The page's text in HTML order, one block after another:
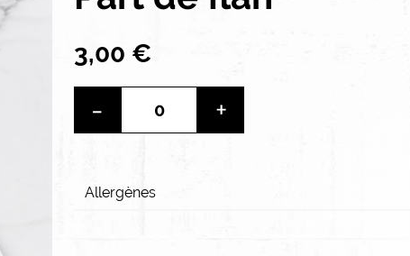
3,00 €
- +
Allergènes